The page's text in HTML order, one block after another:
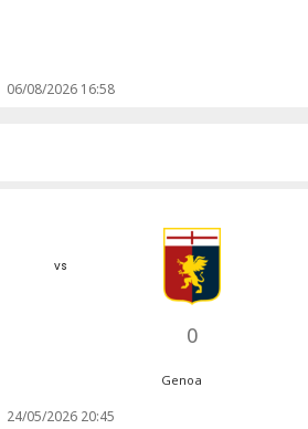
06/08/2026 16:58
vs
0
Genoa
24/05/2026 20:45